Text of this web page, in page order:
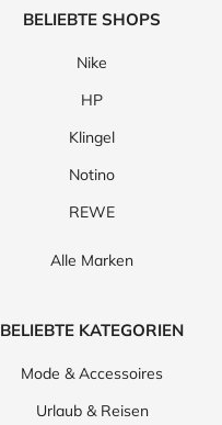
BELIEBTE SHOPS
Nike
HP
Klingel
Notino
REWE
Alle Marken
BELIEBTE KATEGORIEN
Mode & Accessoires
Urlaub & Reisen